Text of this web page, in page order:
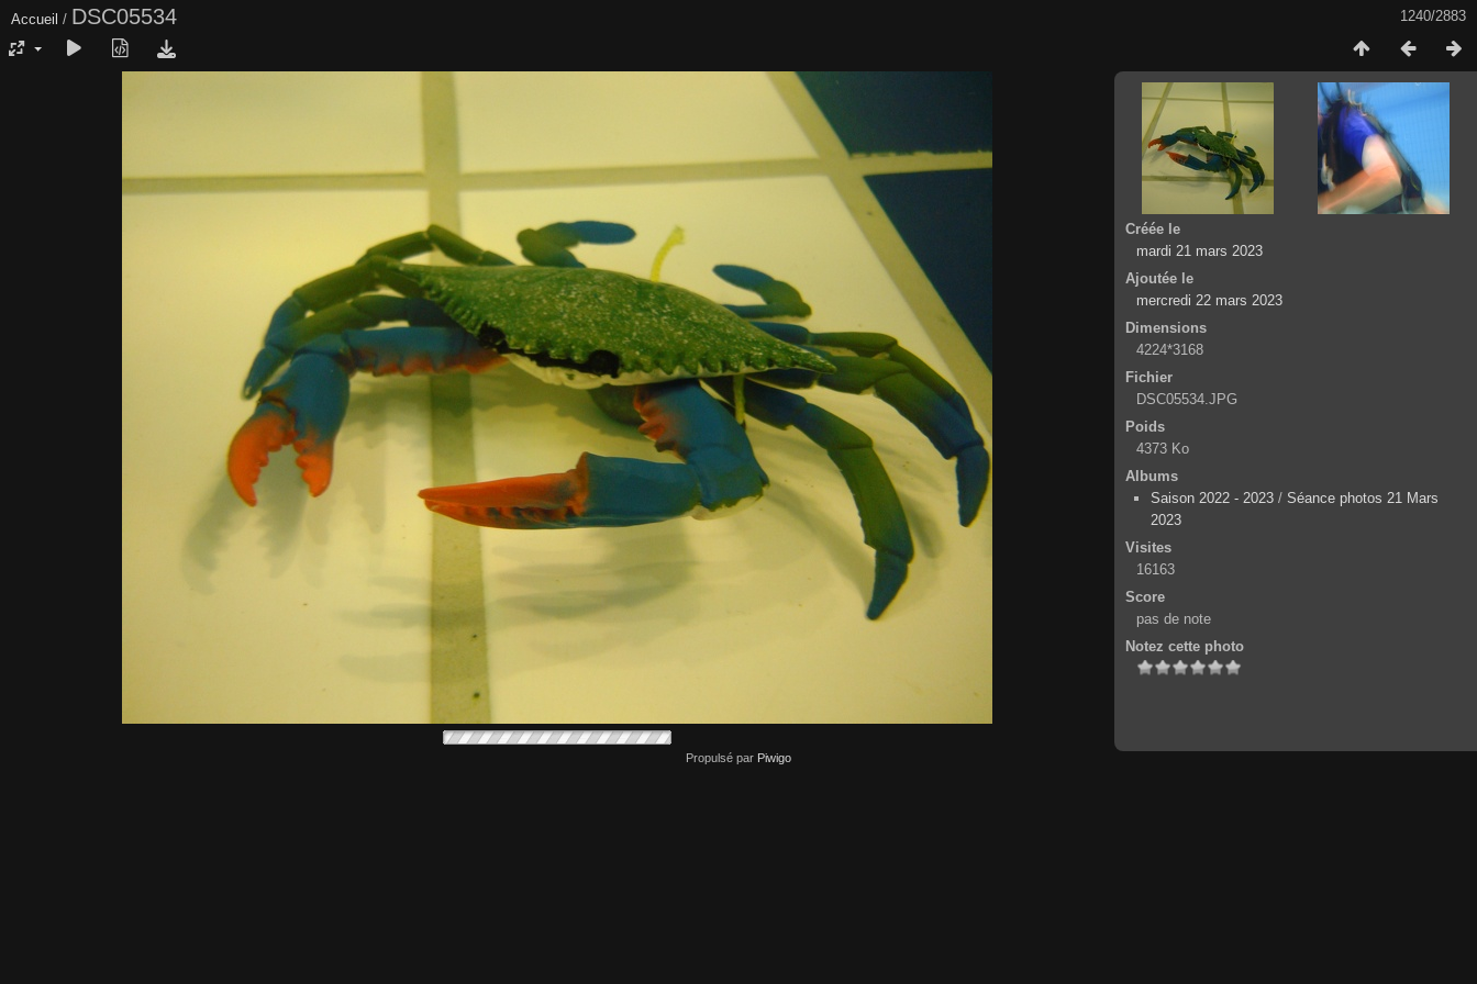
1240/2883
Accueil / DSC05534
Créée le
mardi 21 mars 2023
Ajoutée le
mercredi 22 mars 2023
Dimensions
4224*3168
Fichier
DSC05534.JPG
Poids
4373 Ko
Albums
Saison 2022 - 2023 / Séance photos 21 Mars
2023
Visites
16163
Score
pas de note
Notez cette photo
Propulsé par Piwigo